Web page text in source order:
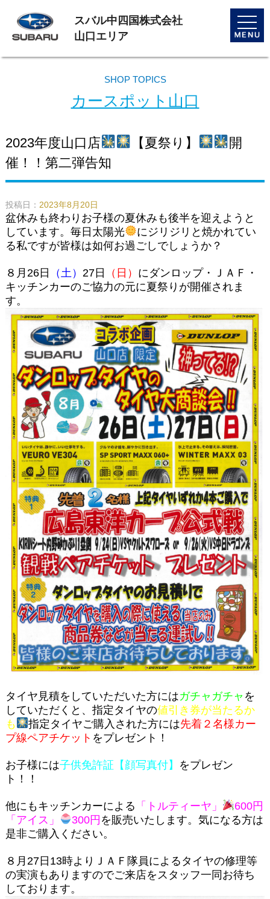
toggle
スバル中四国株式会社
山口エリア
SHOP TOPICS
カースポット山口
2023年度山口店 【夏祭り】
開
催！！第二弾告知
投稿日： 2023年8月20日
盆休みも終わりお子様の夏休みも後半を迎えようと
しています。毎日太陽光
にジリジリと焼かれてい
る私ですが皆様は如何お過ごしでしょうか？
８月26日 （土） 27日 （日） にダンロップ・ＪＡＦ・
キッチンカーのご協力の元に夏祭りが開催されま
す。
タイヤ見積をしていただいた方にはガチャガチャ を
していただくと、指定タイヤの値引き券が当たるか
も
指定タイヤご購入された方には先着２名様カー
プ線ペアチケット をプレゼント！
お子様には子供免許証【顔写真付】
をプレゼン
ト！！
他にもキッチンカーによる 「トルティーヤ」
600円
「アイス」
300円 を販売いたします。気になる方は
是非ご購入ください。
８月27日13時よりＪＡＦ隊員によるタイヤの修理等
の実演もありますのでご来店をスタッフ一同お待ち
しております。